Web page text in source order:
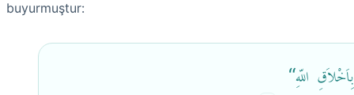
buyurmuştur: